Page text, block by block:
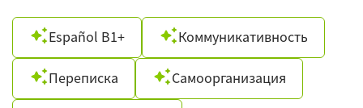
Español B1+ Коммуникативность
Переписка Самоорганизация